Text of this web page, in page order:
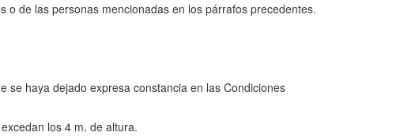
de las personas mencionadas en los párrafos precedentes.
se haya dejado expresa constancia en las Condiciones
los 4 m. de altura.